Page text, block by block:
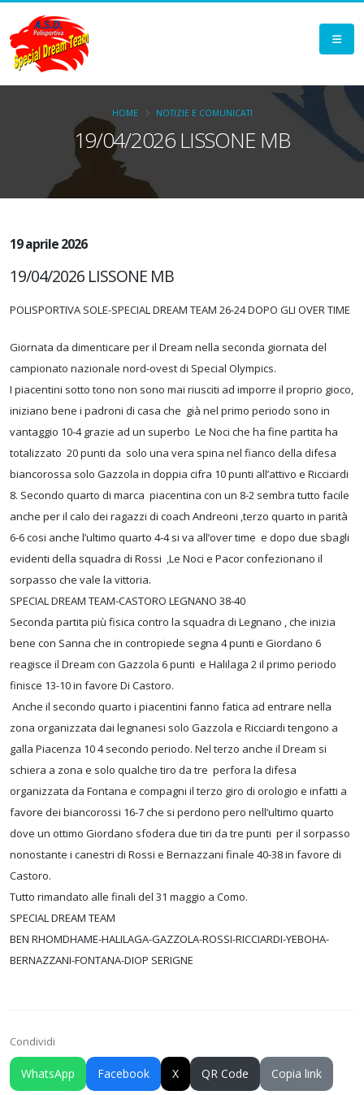
19/04/2026 LISSONE MB
HOME NOTIZIE E COMUNICATI
19 aprile 2026
19/04/2026 LISSONE MB
POLISPORTIVA SOLE-SPECIAL DREAM TEAM 26-24 DOPO GLI OVER TIME
Giornata da dimenticare per il Dream nella seconda giornata del
campionato nazionale nord-ovest di Special Olympics.
I piacentini sotto tono non sono mai riusciti ad imporre il proprio gioco,
iniziano bene i padroni di casa che già nel primo periodo sono in
vantaggio 10-4 grazie ad un superbo Le Noci che ha fine partita ha
totalizzato 20 punti da solo una vera spina nel fianco della difesa
biancorossa solo Gazzola in doppia cifra 10 punti all’attivo e Ricciardi
8. Secondo quarto di marca piacentina con un 8-2 sembra tutto facile
anche per il calo dei ragazzi di coach Andreoni ,terzo quarto in parità
6-6 cosi anche l’ultimo quarto 4-4 si va all’over time e dopo due sbagli
evidenti della squadra di Rossi ,Le Noci e Pacor confezionano il
sorpasso che vale la vittoria.
SPECIAL DREAM TEAM-CASTORO LEGNANO 38-40
Seconda partita più fisica contro la squadra di Legnano , che inizia
bene con Sanna che in contropiede segna 4 punti e Giordano 6
reagisce il Dream con Gazzola 6 punti e Halilaga 2 il primo periodo
finisce 13-10 in favore Di Castoro.
Anche il secondo quarto i piacentini fanno fatica ad entrare nella
zona organizzata dai legnanesi solo Gazzola e Ricciardi tengono a
galla Piacenza 10 4 secondo periodo. Nel terzo anche il Dream si
schiera a zona e solo qualche tiro da tre perfora la difesa
organizzata da Fontana e compagni il terzo giro di orologio e infatti a
favore dei biancorossi 16-7 che si perdono pero nell’ultimo quarto
dove un ottimo Giordano sfodera due tiri da tre punti per il sorpasso
nonostante i canestri di Rossi e Bernazzani finale 40-38 in favore di
Castoro.
Tutto rimandato alle finali del 31 maggio a Como.
SPECIAL DREAM TEAM
BEN RHOMDHAME-HALILAGA-GAZZOLA-ROSSI-RICCIARDI-YEBOHA-
BERNAZZANI-FONTANA-DIOP SERIGNE
Condividi
WhatsApp Facebook X QR Code Copia link